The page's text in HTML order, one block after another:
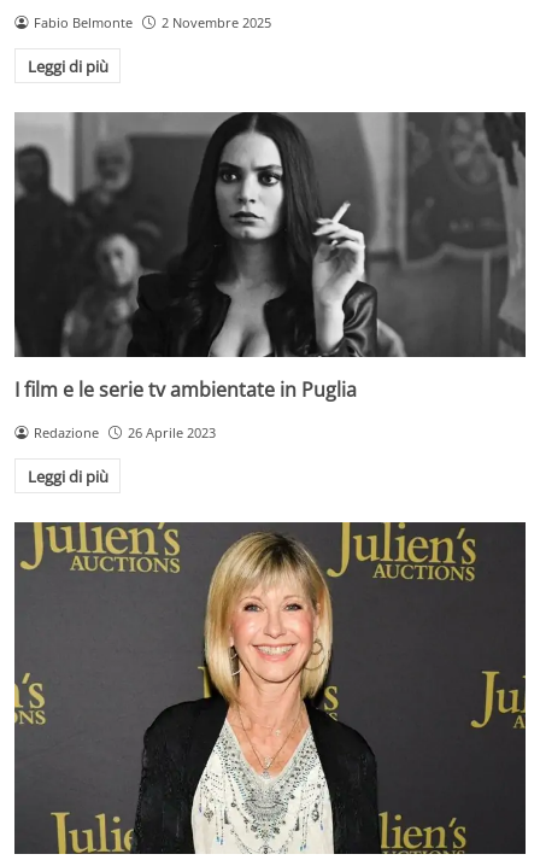
Fabio Belmonte 2 Novembre 2025
Leggi di più
I film e le serie tv ambientate in Puglia
Redazione 26 Aprile 2023
Leggi di più